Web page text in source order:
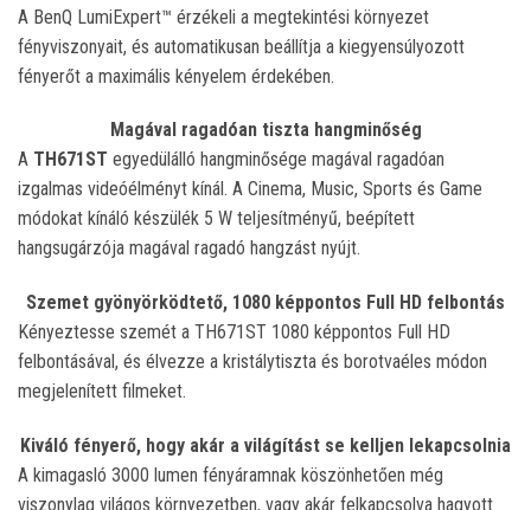
A BenQ LumiExpert™ érzékeli a megtekintési környezet
fényviszonyait, és automatikusan beállítja a kiegyensúlyozott
fényerőt a maximális kényelem érdekében.
Magával ragadóan tiszta hangminőség
A TH671ST egyedülálló hangminősége magával ragadóan
izgalmas videóélményt kínál. A Cinema, Music, Sports és Game
módokat kínáló készülék 5 W teljesítményű, beépített
hangsugárzója magával ragadó hangzást nyújt.
Szemet gyönyörködtető, 1080 képpontos Full HD felbontás
Kényeztesse szemét a TH671ST 1080 képpontos Full HD
felbontásával, és élvezze a kristálytiszta és borotvaéles módon
megjelenített filmeket.
Kiváló fényerő, hogy akár a világítást se kelljen lekapcsolnia
A kimagasló 3000 lumen fényáramnak köszönhetően még
viszonylag világos környezetben, vagy akár felkapcsolva hagyott